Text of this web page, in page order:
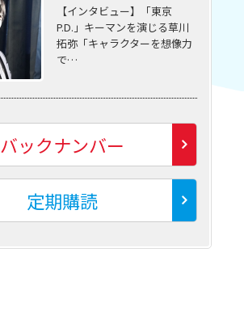
【インタビュー】「東京
P.D.」キーマンを演じる草川
拓弥「キャラクターを想像力
で…
バックナンバー
定期購読